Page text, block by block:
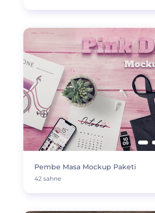
Pembe Masa Mockup Paketi
42 sahne